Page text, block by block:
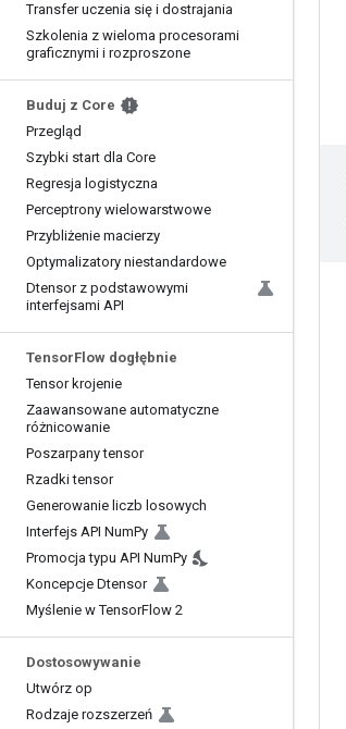
Transfer uczenia się i dostrajania
Szkolenia z wieloma procesorami
graficznymi i rozproszone
Buduj z Core
Przegląd
Szybki start dla Core
Regresja logistyczna
Perceptrony wielowarstwowe
Przybliżenie macierzy
Optymalizatory niestandardowe
Dtensor z podstawowymi
interfejsami API
TensorFlow dogłębnie
Tensor krojenie
Zaawansowane automatyczne
różnicowanie
Poszarpany tensor
Rzadki tensor
Generowanie liczb losowych
Interfejs API NumPy
Promocja typu API NumPy
Koncepcje Dtensor
Myślenie w TensorFlow 2
Dostosowywanie
Utwórz op
Rodzaje rozszerzeń